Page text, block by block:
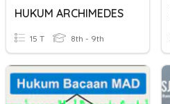
HUKUM ARCHIMEDES
15 T 8th - 9th